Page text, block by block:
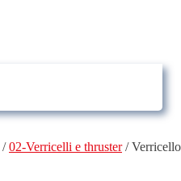
/02-Verricelli e thruster/ Verricello